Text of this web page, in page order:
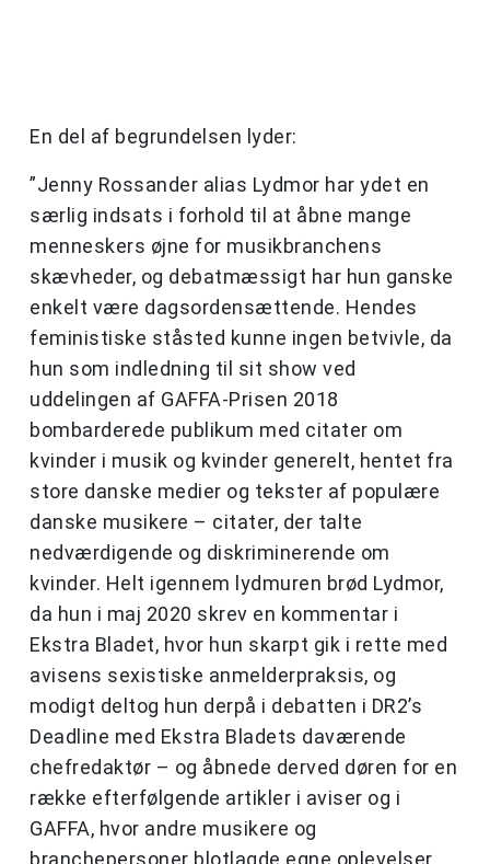
En del af begrundelsen lyder:
”Jenny Rossander alias Lydmor har ydet en
særlig indsats i forhold til at åbne mange
menneskers øjne for musikbranchens
skævheder, og debatmæssigt har hun ganske
enkelt være dagsordensættende. Hendes
feministiske ståsted kunne ingen betvivle, da
hun som indledning til sit show ved
uddelingen af GAFFA-Prisen 2018
bombarderede publikum med citater om
kvinder i musik og kvinder generelt, hentet fra
store danske medier og tekster af populære
danske musikere – citater, der talte
nedværdigende og diskriminerende om
kvinder. Helt igennem lydmuren brød Lydmor,
da hun i maj 2020 skrev en kommentar i
Ekstra Bladet, hvor hun skarpt gik i rette med
avisens sexistiske anmelderpraksis, og
modigt deltog hun derpå i debatten i DR2’s
Deadline med Ekstra Bladets daværende
chefredaktør – og åbnede derved døren for en
række efterfølgende artikler i aviser og i
GAFFA, hvor andre musikere og
branchepersoner blotlagde egne oplevelser